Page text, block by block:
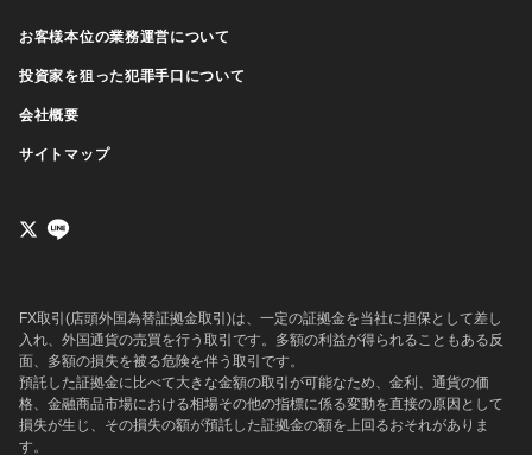
お客様本位の業務運営について
投資家を狙った犯罪手口について
会社概要
サイトマップ
FX取引(店頭外国為替証拠金取引)は、一定の証拠金を当社に担保として差し
入れ、外国通貨の売買を行う取引です。多額の利益が得られることもある反
面、多額の損失を被る危険を伴う取引です。
預託した証拠金に比べて大きな金額の取引が可能なため、金利、通貨の価
格、金融商品市場における相場その他の指標に係る変動を直接の原因として
損失が生じ、その損失の額が預託した証拠金の額を上回るおそれがありま
す。